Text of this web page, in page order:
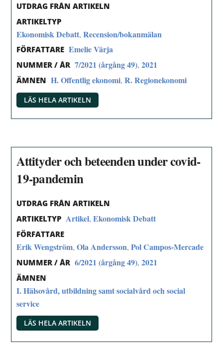
UTDRAG FRÅN ARTIKELN
ARTIKELTYP
Ekonomisk Debatt,Recension/bokanmälan
FÖRFATTARE Emelie Värja
NUMMER / ÅR 7/2021 (årgång 49),2021
ÄMNEN H. Offentlig ekonomi,R. Regionekonomi
LÄS HELA ARTIKELN
Attityder och beteenden under covid-
19-pandemin
UTDRAG FRÅN ARTIKELN
ARTIKELTYP Artikel,Ekonomisk Debatt
FÖRFATTARE
Erik Wengström,Ola Andersson,Pol Campos-Mercade
NUMMER / ÅR 6/2021 (årgång 49),2021
ÄMNEN
I. Hälsovård, utbildning samt socialvård och social
service
LÄS HELA ARTIKELN